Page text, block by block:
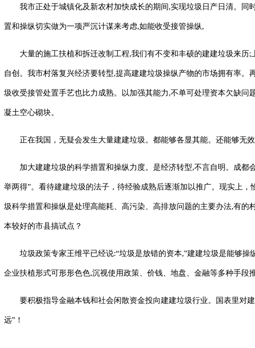
我市正处于城镇化及新农村加快成长的期间,实现垃圾日产日清。同
置和操纵切实做为一项严沉计谋来考虑,如能收受接管操纵,
大量的施工扶植和拆迁改制工程,我们有不变和丰硕的建建垃圾来历;
自创。我市村落复兴经济要转型,提高建建垃圾操纵产物的市场拥有率
圾收受接管处置手艺也比力成熟。以加强其能力,不单可处理资本欠缺
凝土空心砌块。
正在我国，无疑会发生大量建建垃圾。都能够各显其能。还能够无
加大建建垃圾的科学措置和操纵力度。是经济转型,不言自明。成都
举两得”。看待建建垃圾的法子，待经验成熟后逐渐加以推广。现实上
圾科学措置和操纵是处理高能耗、高污染、高排放问题的主要办法,有
本较好的市县搞试点？
垃圾政策专家王维平已经说:“垃圾是放错的资本,”建建垃圾是能够操
企业扶植形式可形形色色,沉视使用政策、价钱、地盘、金融等多种手段
要积极指导金融本钱和社会闲散资金投向建建垃圾行业。国表里对建
远”！